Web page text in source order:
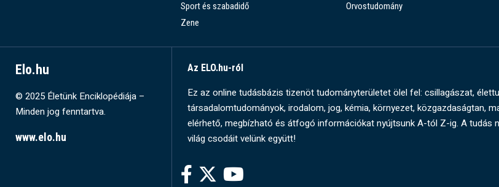
Sport és szabadidő
Zene
Orvostudomány
Elo.hu
© 2025 Életünk Enciklopédiája –
Minden jog fenntartva.
www.elo.hu
Az ELO.hu-ról
Ez az online tudásbázis tizenöt tudományterületet ölel fel: csillagászat,
társadalomtudományok, irodalom, jog, kémia, környezet, közgazdaságtan,
elérhető, megbízható és átfogó információkat nyújtsunk A-tól Z-ig. A tudás
világ csodáit velünk együtt!